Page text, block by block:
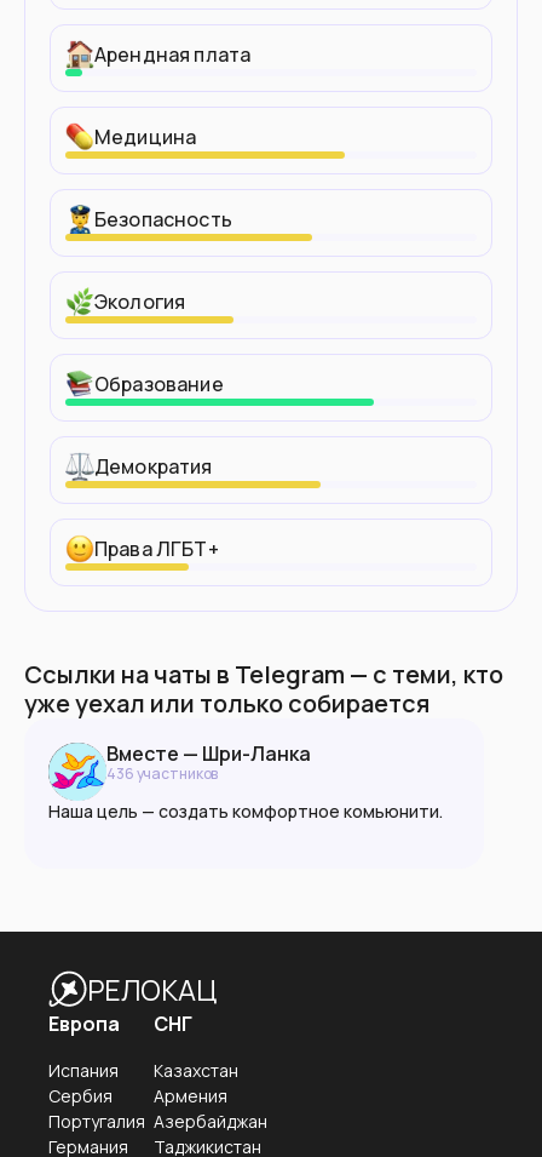
Арендная плата
Медицина
Безопасность
Экология
Образование
Демократия
Права ЛГБТ+
Ссылки на чаты в Telegram — с теми, кто
уже уехал или только собирается
Вместе — Шри-Ланка
436участников
Наша цель — создать комфортное комьюнити.
🌐 vmeste.info
РЕЛОКАЦ
Европа
Испания
Сербия
Португалия
Германия
СНГ
Казахстан
Армения
Азербайджан
Таджикистан